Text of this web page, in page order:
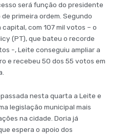
será função do presidente
primeira ordem. Segundo
com 107 mil votos – o
(PT), que bateu o recorde
-, Leite conseguiu ampliar a
e recebeu 50 dos 55 votos em
nesta quarta a Leite e
legislação municipal mais
na cidade. Doria já
espera o apoio dos